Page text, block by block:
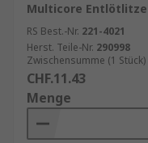
Multicore Entlötlitze
RS Best.-Nr. 221-4021
Herst. Teile-Nr. 290998
Zwischensumme (1 Stück)
CHF.11.43
Menge